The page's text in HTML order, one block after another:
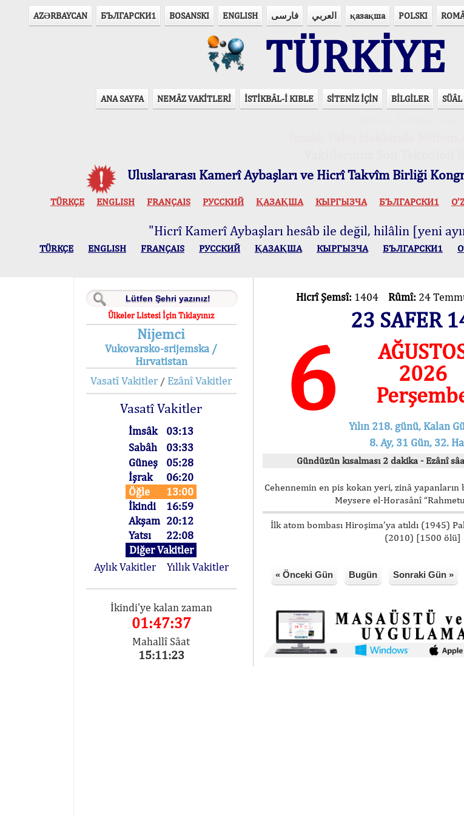
AZӘRBAYCAN БЪЛГАРСКИ1 BOSANSKI ENGLISH فارسی العربي қазақша POLSKI
TÜRKİYE
ANA SAYFA NEMÂZ VAKİTLERİ İSTİKBÂL-İ KIBLE SİTENİZ İÇİN BİLGİLER
Uluslararası Kamerî Aybaşları ve Hicrî Takvîm Birliği
TÜRKÇE ENGLISH FRANÇAIS РУССКИЙ ҚАЗАҚША КЫPГЫЗЧA БЪЛГАРСКИ1
"Hicrî Kamerî Aybaşları hesâb ile değil, hilâlin [yeni
TÜRKÇE ENGLISH FRANÇAIS РУССКИЙ ҚАЗАҚША КЫPГЫЗЧA БЪЛГАРСКИ1
Ülkeler Listesi İçin Tıklayınız
Nijemci
Vukovarsko-srijemska /
Hırvatistan
Vasatî Vakitler/ Ezânî Vakitler
Vasatî Vakitler
İmsâk
03:13
Sabâh
03:33
Güneş
05:28
İşrak
06:20
Öğle
13:00
İkindi
16:59
Akşam 20:12
Yatsı
22:08
Diğer Vakitler
Aylık Vakitler
Yıllık Vakitler
İkindi'ye kalan zaman
01:47:37
Mahallî Sâat
15:11:23
Hicrî Şemsî: 1404 Rûmî: 24
23 SAFER
6
2026
Yılın 218. günü, Kalan
8. Ay, 31 Gün, 32.
Gündüzün kısalması 2 dakika - Ezânî
Cehennemin en pis kokan yeri, zinâ yapanların
Meysere el-Horasânî
İlk atom bombası Hiroşima’ya atıldı (1945)
(2010) [1500 ölü]
« Önceki Gün Bugün Sonraki Gün »